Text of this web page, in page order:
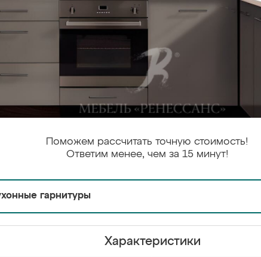
Поможем рассчитать точную стоимость!
Ответим менее, чем за 15 минут!
гарнитуры
Характеристики